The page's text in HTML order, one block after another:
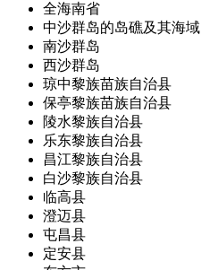
全海南省
中沙群岛的岛礁及其海域
南沙群岛
西沙群岛
琼中黎族苗族自治县
保亭黎族苗族自治县
陵水黎族自治县
乐东黎族自治县
昌江黎族自治县
白沙黎族自治县
临高县
澄迈县
屯昌县
定安县